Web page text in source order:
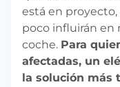
está en
poco influirán en
coche. Para
afectadas, un
la solución más